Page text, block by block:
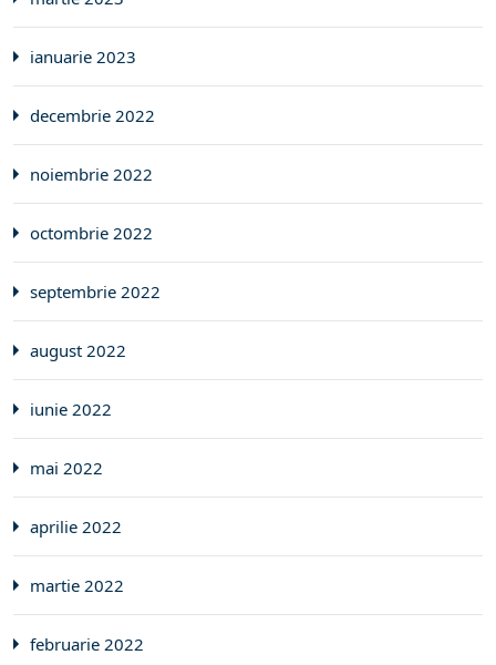
ianuarie 2023
decembrie 2022
noiembrie 2022
octombrie 2022
septembrie 2022
august 2022
iunie 2022
mai 2022
aprilie 2022
martie 2022
februarie 2022